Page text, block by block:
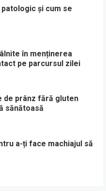
patologic și cum se
în menținerea
pe parcursul zilei
de prânz fără gluten
sănătoasă
a-ți face machiajul să